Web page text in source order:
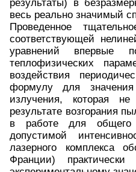
результаты) в
весь реально значимый
Проведенное
соответствующей
уравнений впервые
теплофизических
воздействия
формулу для
излучения, которая
результате возгорания
в работе для общего
допустимой
лазерного комплекса
Франции) практически